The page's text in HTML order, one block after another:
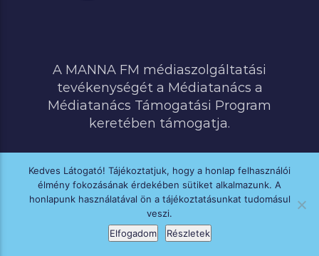
A MANNA FM médiaszolgáltatási
tevékenységét a Médiatanács a
Médiatanács Támogatási Program
keretében támogatja.
MINDEN JOG FENNTARTVA © 2020 MANNA FM
Kedves Látogató! Tájékoztatjuk, hogy a honlap felhasználói
élmény fokozásának érdekében sütiket alkalmazunk. A
honlapunk használatával ön a tájékoztatásunkat tudomásul
veszi.
Elfogadom
Részletek